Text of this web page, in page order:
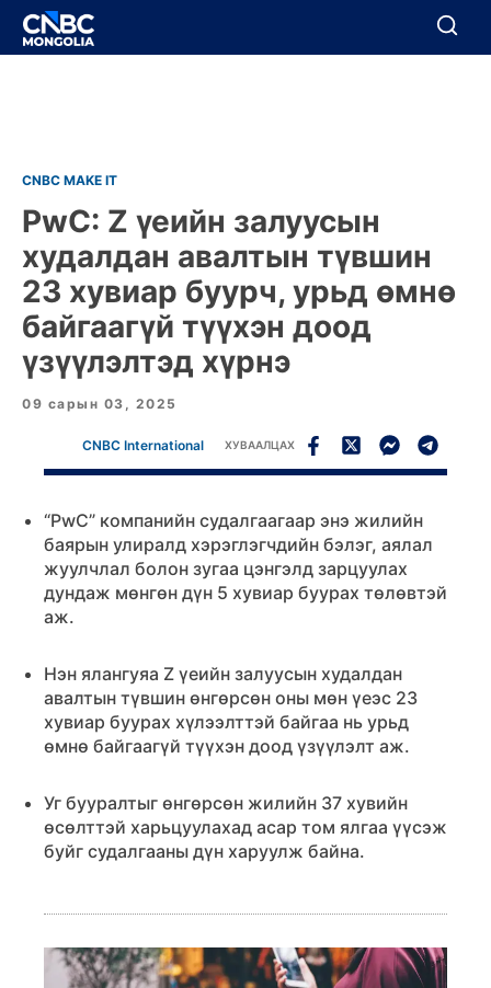
BREAKING
Цуцлах
CNBC MAKE IT
PwC: Z үеийн залуусын
худалдан авалтын түвшин
23 хувиар буурч, урьд өмнө
байгаагүй түүхэн доод
үзүүлэлтэд хүрнэ
09 сарын 03, 2025
CNBC International ХУВААЛЦАХ
“PwC” компанийн судалгаагаар энэ жилийн
баярын улиралд хэрэглэгчдийн бэлэг, аялал
жуулчлал болон зугаа цэнгэлд зарцуулах
дундаж мөнгөн дүн 5 хувиар буурах төлөвтэй
аж.
Нэн ялангуяа Z үеийн залуусын худалдан
авалтын түвшин өнгөрсөн оны мөн үеэс 23
хувиар буурах хүлээлттэй байгаа нь урьд
өмнө байгаагүй түүхэн доод үзүүлэлт аж.
Уг бууралтыг өнгөрсөн жилийн 37 хувийн
өсөлттэй харьцуулахад асар том ялгаа үүсэж
буйг судалгааны дүн харуулж байна.